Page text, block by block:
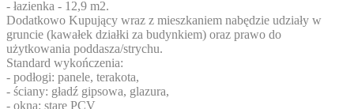
- łazienka - 12,9 m2.
Dodatkowo Kupujący wraz z mieszkaniem nabędzie udziały w
gruncie (kawałek działki za budynkiem) oraz prawo do
użytkowania poddasza/strychu.
Standard wykończenia:
- podłogi: panele, terakota,
- ściany: gładź gipsowa, glazura,
- okna: stare PCV